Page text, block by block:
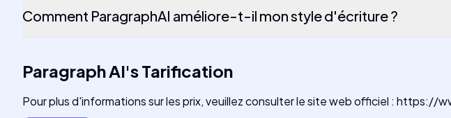
Comment ParagraphAI améliore-t-il mon style d'écriture ?
Paragraph AI'sTarification
Pour plus d'informations sur les prix, veuillez consulter le site web officiel : https://